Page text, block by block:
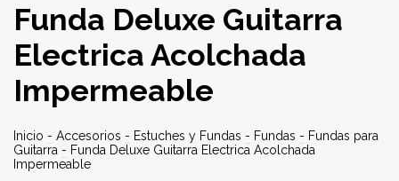
Funda Deluxe Guitarra
Electrica Acolchada
Impermeable
Inicio - Accesorios - Estuches y Fundas - Fundas - Fundas para
Guitarra - Funda Deluxe Guitarra Electrica Acolchada
Impermeable